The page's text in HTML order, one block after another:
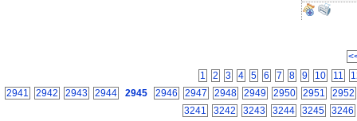
1
2 3 4 5 6 7 8 9 10 11
2941
2942 2943 2944 2945 2946 2947 2948 2949 2950 2951
2952
3241
3242 3243 3244 3245 3246